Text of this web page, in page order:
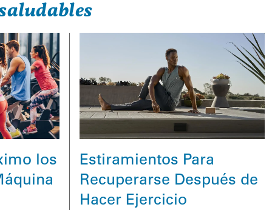
los
Estiramientos Para
Recuperarse Después de
Hacer Ejercicio